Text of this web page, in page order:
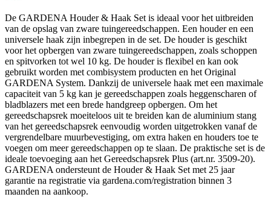
De GARDENA Houder & Haak Set is ideaal voor het uitbreiden
van de opslag van zware tuingereedschappen. Een houder en een
universele haak zijn inbegrepen in de set. De houder is geschikt
voor het opbergen van zware tuingereedschappen, zoals schoppen
en spitvorken tot wel 10 kg. De houder is flexibel en kan ook
gebruikt worden met combisystem producten en het Original
GARDENA System. Dankzij de universele haak met een maximale
capaciteit van 5 kg kan je gereedschappen zoals heggenscharen of
bladblazers met een brede handgreep opbergen. Om het
gereedschapsrek moeiteloos uit te breiden kan de aluminium stang
van het gereedschapsrek eenvoudig worden uitgetrokken vanaf de
vergrendelbare muurbevestiging, om extra haken en houders toe te
voegen om meer gereedschappen op te slaan. De praktische set is de
ideale toevoeging aan het Gereedschapsrek Plus (art.nr. 3509-20).
GARDENA ondersteunt de Houder & Haak Set met 25 jaar
garantie na registratie via gardena.com/registration binnen 3
maanden na aankoop.